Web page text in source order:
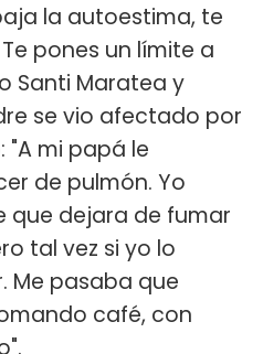
la autoestima, te
pones un límite a
Santi Maratea y
se vio afectado por
"A mi papá le
de pulmón. Yo
que dejara de fumar
tal vez si yo lo
Me pasaba que
café, con